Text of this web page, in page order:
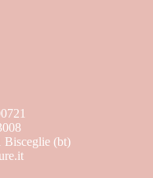
Bisceglie (bt)